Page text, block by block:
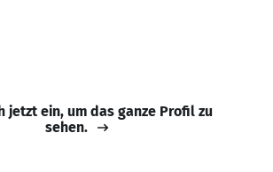
jetzt ein, um das ganze Profil zu
sehen.